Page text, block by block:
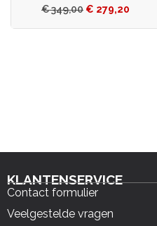
€349,00 € 279,20
KLANTENSERVICE
Contact formulier
Veelgestelde vragen